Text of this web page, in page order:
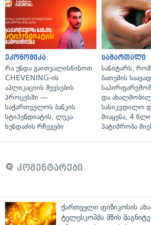
ეკონომიკა
რა უნდა გაითვალისწინოთ
CHEVENING-ის
აპლიკაციის შევსების
პროცესში —
საქართველოს ბანკის
სტიპენდიატის, ლუკა
ხუნდაძის რჩევები
სამართალი
სანიტარს,
ბათუმის
და
სასიკვდილო
მიაყენა, 4
პატიმრობა
კომენტარები
ქართველი ფიზიკოსის
ტელესკოპმა მზის